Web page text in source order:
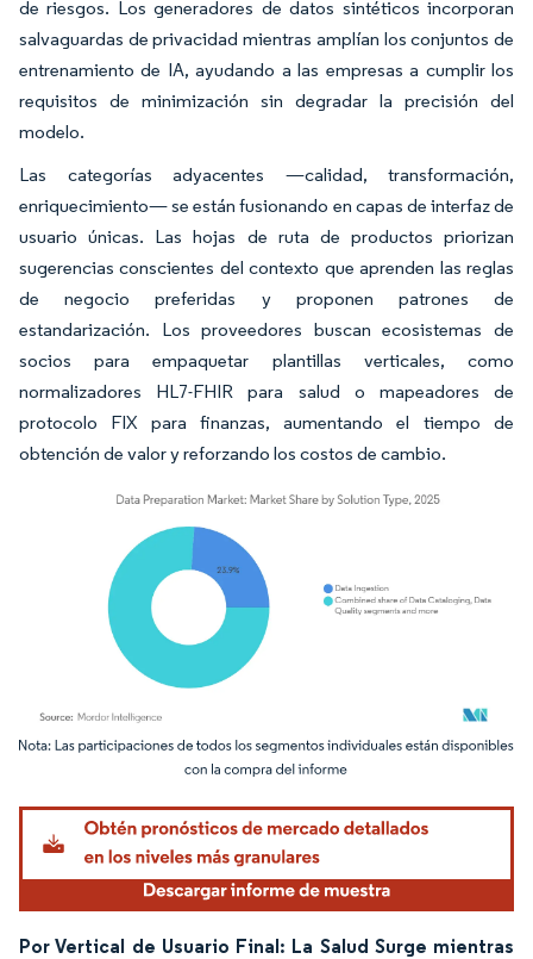
de riesgos. Los generadores de datos sintéticos incorporan
salvaguardas de privacidad mientras amplían los conjuntos de
entrenamiento de IA, ayudando a las empresas a cumplir los
requisitos de minimización sin degradar la precisión del
modelo.
Las categorías adyacentes —calidad, transformación,
enriquecimiento— se están fusionando en capas de interfaz de
usuario únicas. Las hojas de ruta de productos priorizan
sugerencias conscientes del contexto que aprenden las reglas
de negocio preferidas y proponen patrones de
estandarización. Los proveedores buscan ecosistemas de
socios para empaquetar plantillas verticales, como
normalizadores HL7-FHIR para salud o mapeadores de
protocolo FIX para finanzas, aumentando el tiempo de
obtención de valor y reforzando los costos de cambio.
Imagen © Mordor Intelligence. El uso requiere atribución según CC BY 4.0.
Por Vertical de Usuario Final: La Salud Surge mientras